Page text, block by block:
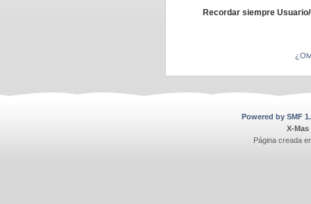
Recordar siempre
Powered by SMF
X-Mas
Página creada